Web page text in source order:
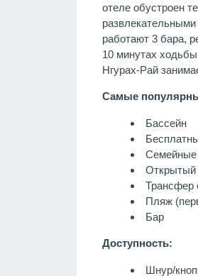
отеле обустроен
работают 3 бара,
10 минутах
Нгурах-Рай
Самые
Бассейн
Семейные
Открытый
Трансфер
Пляж
Бар
Доступность:
Шнур/